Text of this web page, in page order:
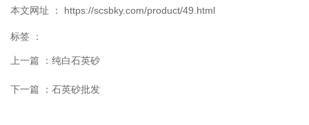
本文网址 ： https://scsbky.com/product/49.html
标签 ：
上一篇 ： 纯白石英砂
下一篇 ： 石英砂批发